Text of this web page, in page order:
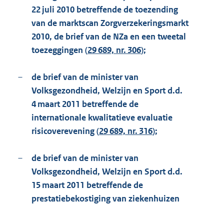
22 juli 2010 betreffende de toezending
van de marktscan Zorgverzekeringsmarkt
2010, de brief van de NZa en een tweetal
toezeggingen (29 689, nr. 306);
–
de brief van de minister van
Volksgezondheid, Welzijn en Sport d.d.
4 maart 2011 betreffende de
internationale kwalitatieve evaluatie
risicoverevening (29 689, nr. 316);
–
de brief van de minister van
Volksgezondheid, Welzijn en Sport d.d.
15 maart 2011 betreffende de
prestatiebekostiging van ziekenhuizen